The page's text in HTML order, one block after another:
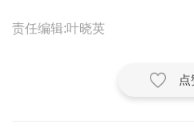
专题
责任编辑:叶晓英
点